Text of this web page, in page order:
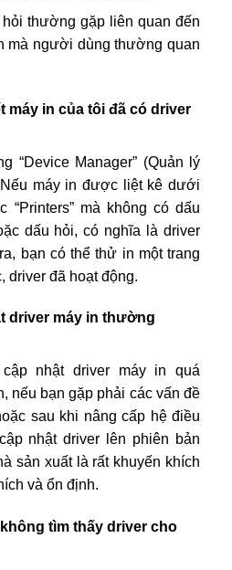
thường gặp liên quan đến
mà người dùng thường quan
máy in của tôi đã có driver
“Device Manager” (Quản lý
máy in được liệt kê dưới
“Printers” mà không có dấu
dấu hỏi, có nghĩa là driver
bạn có thể thử in một trang
driver đã hoạt động.
driver máy in thường
nhật driver máy in quá
nếu bạn gặp phải các vấn đề
sau khi nâng cấp hệ điều
nhật driver lên phiên bản
sản xuất là rất khuyến khích
và ổn định.
tìm thấy driver cho